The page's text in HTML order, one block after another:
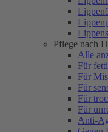
Pflege nach
Alle
Für
Für
Für
Für
Für
Anti-